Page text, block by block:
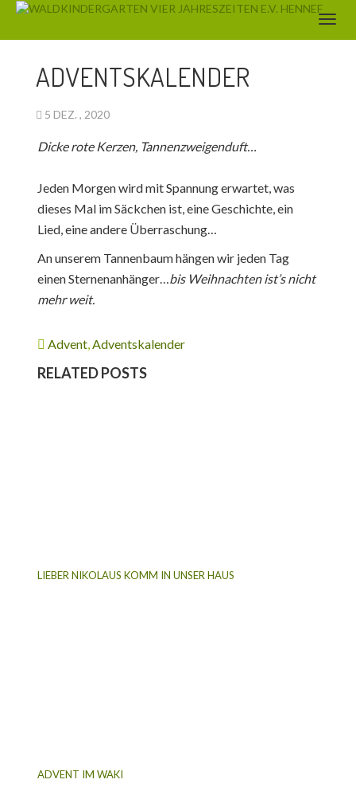
ADVENTSKALENDER
5 DEZ. , 2020
Dicke rote Kerzen, Tannenzweigenduft…
Jeden Morgen wird mit Spannung erwartet, was
dieses Mal im Säckchen ist, eine Geschichte, ein
Lied, eine andere Überraschung…
An unserem Tannenbaum hängen wir jeden Tag
einen Sternenanhänger…bis Weihnachten ist’s nicht
mehr weit.
Advent,Adventskalender
RELATED POSTS
LIEBER NIKOLAUS KOMM IN UNSER HAUS
ADVENT IM WAKI